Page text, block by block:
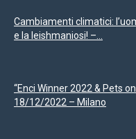
Cambiamenti climatici:
e la leishmaniosi! –...
“Enci Winner 2022 & Pets
18/12/2022 – Milano